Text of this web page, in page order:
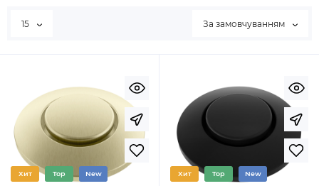
15 За замовчуванням
Хит Top New Хит Top New